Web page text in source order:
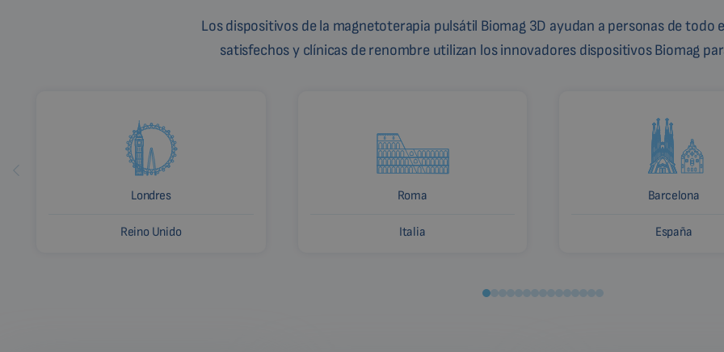
Los dispositivos de la magnetoterapia pulsátil Biomag 3D ayudan a personas de todo
satisfechos y clínicas de renombre utilizan los innovadores dispositivos Biomag
Londres
Reino Unido
Roma
Italia
Barcelona
España